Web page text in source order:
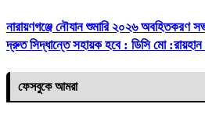
নারায়ণগঞ্জে নৌযান শুমারি ২০২৬ অবহিতকরণ
দ্রুত সিদ্ধান্তে সহায়ক হবে : ডিসি মো :রায়হান
ফেসবুকে আমরা